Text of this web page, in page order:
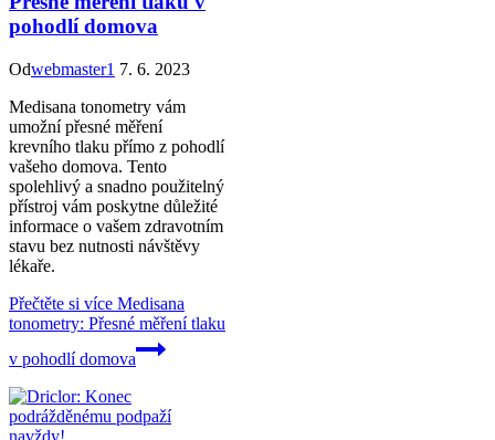
pohodlí domova
Odwebmaster1 7. 6. 2023
Medisana tonometry vám
umožní přesné měření
krevního tlaku přímo z pohodlí
vašeho domova. Tento
spolehlivý a snadno použitelný
přístroj vám poskytne důležité
informace o vašem zdravotním
stavu bez nutnosti návštěvy
lékaře.
Přečtěte si více Medisana
tonometry: Přesné měření tlaku
v pohodlí domova